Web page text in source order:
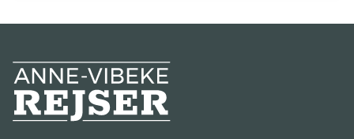
Anne-Vibeke Rejser